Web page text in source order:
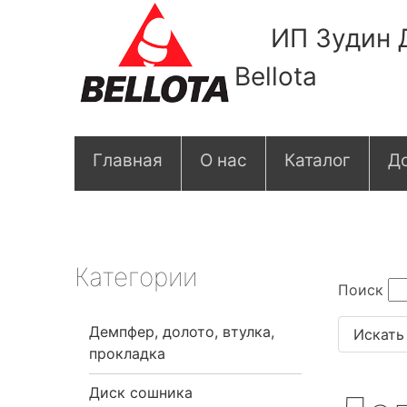
ИП Зудин
Bellota
О
с
о
в
н
Главная О нас Каталог
Поиск
Категории
Демпфер, долото, втулка,
прокладка
Диск сошника